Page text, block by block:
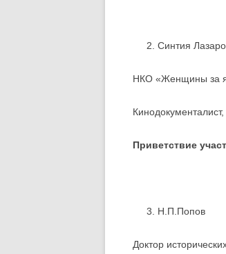
Синтия
НКО «Женщины за
Приветствие
Н.П.Попов
Доктор